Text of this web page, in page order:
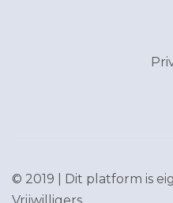
© 2019 | Dit platform is